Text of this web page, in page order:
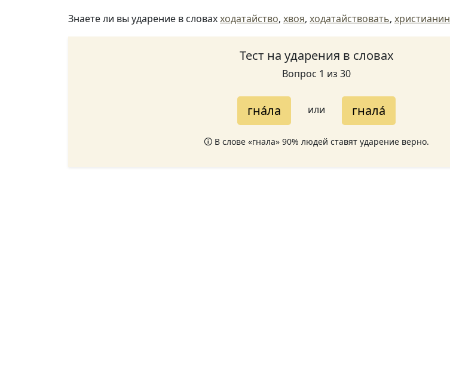
Знаете ли вы ударение в словахходатайство, хвоя, ходатайствовать, христианин
Тест на ударения в словах
Вопрос 1 из 30
гна́ла или гнала́
🛈 В слове «гнала» 90% людей ставят ударение верно.